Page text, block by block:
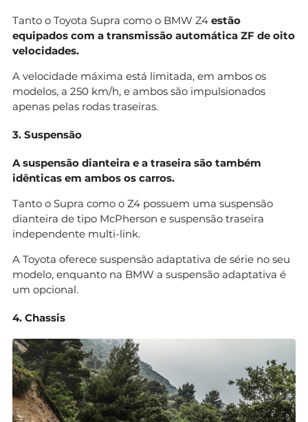
Tanto o Toyota Supra como o BMW Z4 estão
equipados com a transmissão automática ZF de oito
velocidades.
A velocidade máxima está limitada, em ambos os
modelos, a 250 km/h, e ambos são impulsionados
apenas pelas rodas traseiras.
3. Suspensão
A suspensão dianteira e a traseira são também
idênticas em ambos os carros.
Tanto o Supra como o Z4 possuem uma suspensão
dianteira de tipo McPherson e suspensão traseira
independente multi-link.
A Toyota oferece suspensão adaptativa de série no seu
modelo, enquanto na BMW a suspensão adaptativa é
um opcional.
4. Chassis